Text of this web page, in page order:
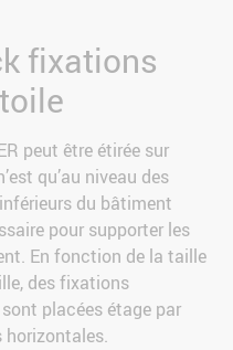
fixations
peut être étirée sur
qu’au niveau des
du bâtiment
pour supporter les
En fonction de la taille
des fixations
placées étage par
horizontales.